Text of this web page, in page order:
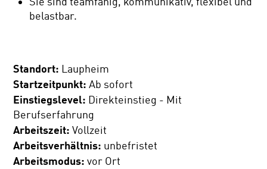
belastbar.
Standort: Laupheim
Startzeitpunkt: Ab sofort
Einstiegslevel: Direkteinstieg - Mit
Berufserfahrung
Arbeitszeit: Vollzeit
Arbeitsverhältnis: unbefristet
Arbeitsmodus: vor Ort